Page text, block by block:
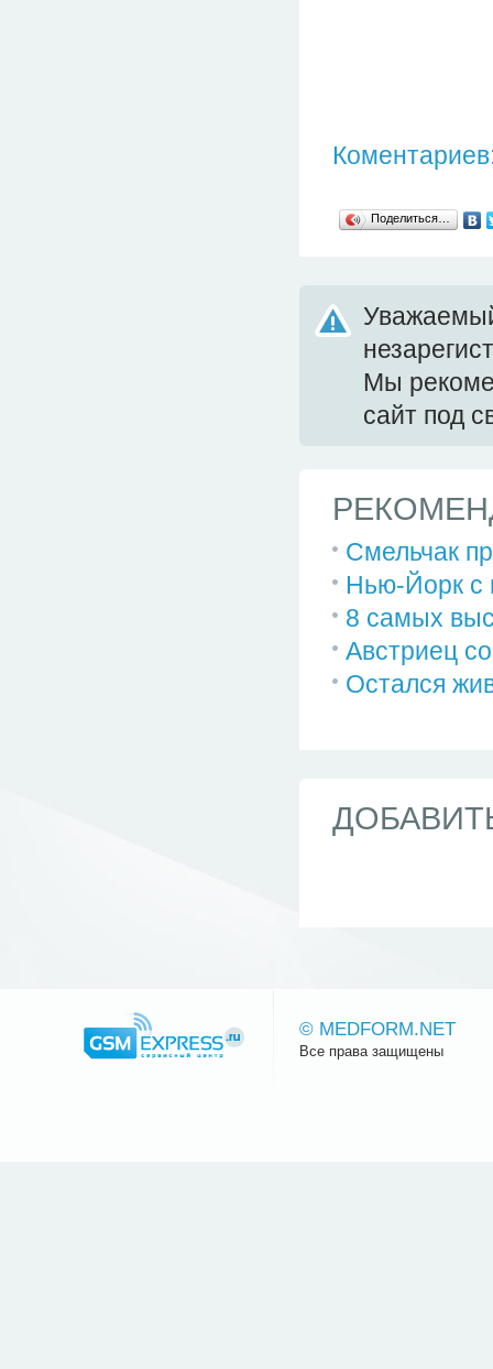
Поделиться…
Мы
сайт под
Смельчак
Нью-Йорк с
8 самых
Австриец
Остался
© MEDFORM.NET
Все права защищены